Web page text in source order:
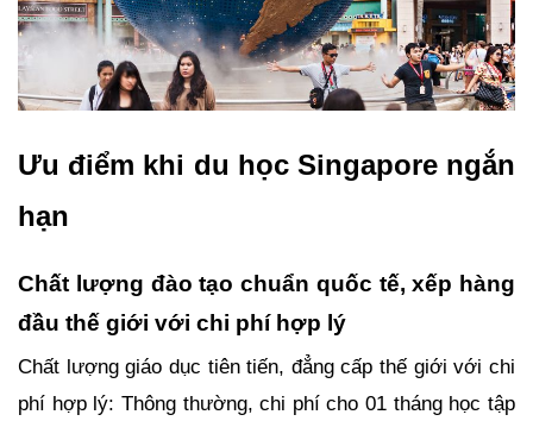
Ưu điểm khi du học Singapore ngắn
hạn
Chất lượng đào tạo chuẩn quốc tế, xếp hàng
đầu thế giới với chi phí hợp lý
Chất lượng giáo dục tiên tiến, đẳng cấp thế giới với chi
phí hợp lý: Thông thường, chi phí cho 01 tháng học tập